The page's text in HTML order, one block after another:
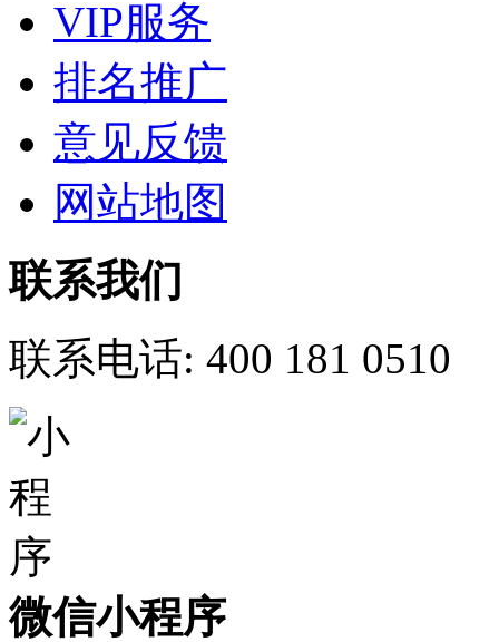
VIP服务
排名推广
意见反馈
网站地图
联系我们
联系电话: 400 181 0510
微信小程序